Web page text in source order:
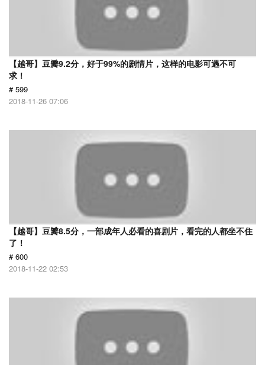
【越哥】豆瓣9.2分，好于99%的剧情片，这样的电影可遇不可
求！
# 599
2018-11-26 07:06
【越哥】豆瓣8.5分，一部成年人必看的喜剧片，看完的人都坐不住
了！
# 600
2018-11-22 02:53